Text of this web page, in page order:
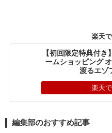
楽天
【初回限定特典付
ームショッピング
渡るエゾ
楽天
編集部のおすすめ記事